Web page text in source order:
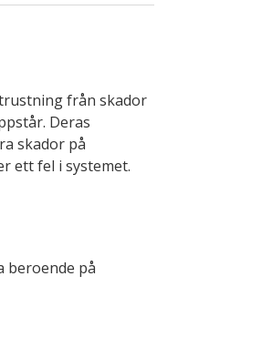
från skador
Deras
skador på
ett fel i systemet.
beroende på